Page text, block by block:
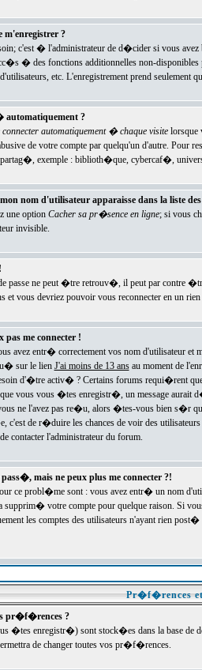
m'enregistrer ?
c'est � l'administrateur de d�cider si vous
� des fonctions additionnelles non-
etc. L'enregistrement prend seulement
?
connecter automatiquement � chaque visitelorsque
de votre compte par quelqu'un d'autre. Pour
partag�, exemple : biblioth�que, cybercaf�,
nom d'utilisateur apparaisse dans la liste
une option Cacher sa pr�sence en ligne; si vous
invisible.
passe ne peut �tre retrouv�, il peut par contre
et vous devriez pouvoir vous reconnecter en un rien
pas me connecter !
avez entr� correctement vos nom d'utilisateur
sur le lien J'ai moins de 13 ansau moment de
d'�tre activ� ? Certains forums requi�rent
vous vous �tes enregistr�, un message aurait
ne l'avez pas re�u, alors �tes-vous bien s�r
c'est de r�duire les chances de voir des
contacter l'administrateur du forum.
mais ne peux plus me connecter ?!
ce probl�me sont : vous avez entr� un nom
votre compte pour quelque raison. Si
les comptes des utilisateurs n'ayant rien
Pr�f�rences
pr�f�rences ?
�tes enregistr�) sont stock�es dans la base de
de changer toutes vos pr�f�rences.